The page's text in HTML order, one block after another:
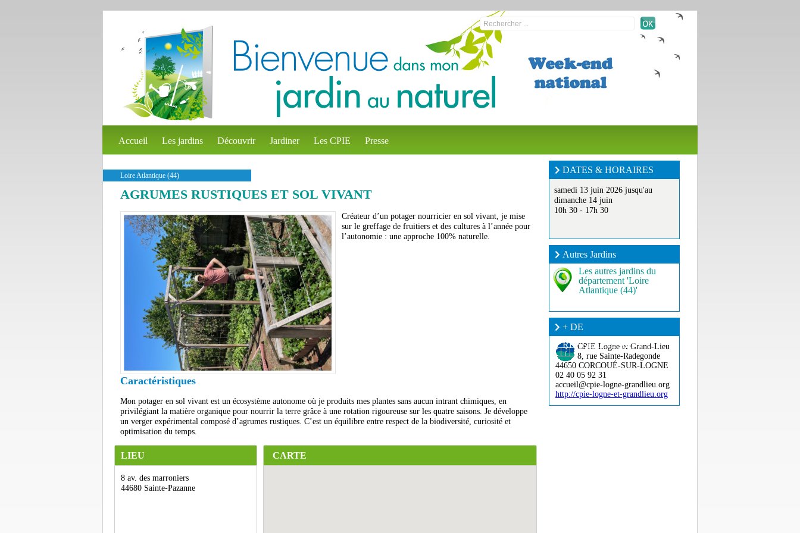
Accueil Les jardins Découvrir Jardiner Les CPIE Presse
Loire Atlantique (44)
AGRUMES RUSTIQUES ET SOL VIVANT
Créateur d’un potager nourricier en sol vivant, je mise
sur le greffage de fruitiers et des cultures à l’année pour
l’autonomie : une approche 100% naturelle.
Caractéristiques
Mon potager en sol vivant est un écosystème autonome où je produits mes plantes sans aucun intrant chimiques, en
privilégiant la matière organique pour nourrir la terre grâce à une rotation rigoureuse sur les quatre saisons. Je développe
un verger expérimental composé d’agrumes rustiques. C’est un équilibre entre respect de la biodiversité, curiosité et
optimisation du temps.
LIEU
8 av. des marroniers
44680 Sainte-Pazanne
CARTE
DATES & HORAIRES
samedi 13 juin 2026 jusqu'au
dimanche 14 juin
10h 30 - 17h 30
Autres Jardins
Les autres jardins du
département 'Loire
Atlantique (44)'
+ DE
RENSEIGNEMENT ?
CPIE Logne et Grand-Lieu
8, rue Sainte-Radegonde
44650 CORCOUÉ-SUR-LOGNE
02 40 05 92 31
accueil@cpie-logne-grandlieu.org
http://cpie-logne-et-grandlieu.org